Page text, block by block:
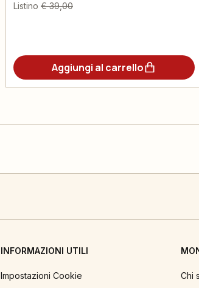
Listino € 39,00
Aggiungi al carrello
INFORMAZIONI UTILI
Impostazioni Cookie Chi